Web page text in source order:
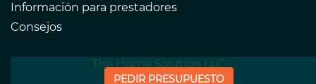
PEDIR PRESUPUESTO
Información para prestadores
Consejos
The Home Solution LLC